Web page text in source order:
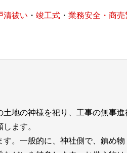
清祓い ・ 竣工式 ・ 業務安全・商売
地の神様を祀り、工事の無事進
ます。
。一般的に、神社側で、鎮め物